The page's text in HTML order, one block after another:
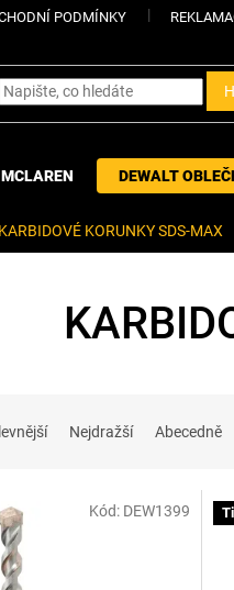
PODMÍNKY
DEWALT
KARBIDOVÉ KORUNKY SDS-MAX
Nejdražší Abecedně
Kód: DEW1399